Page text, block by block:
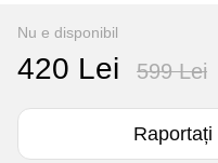
Nu e disponibil
420 Lei 599 Lei